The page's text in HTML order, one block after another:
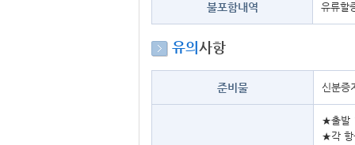
불포함내역 유류할
유의 사항
준비물 신분증
★출발
★각 항